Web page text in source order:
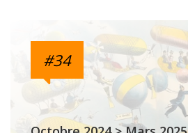
#34